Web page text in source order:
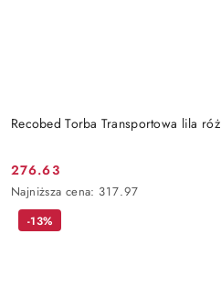
Recobed Torba Transportowa lila róż
Cena
promocyjna:
276.63
Najniższa
cena
Najniższa cena: 317.97
-13%